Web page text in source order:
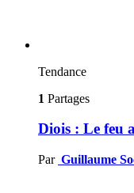
Tendance
1 Partages
Diois : Le feu
Par Guillaume